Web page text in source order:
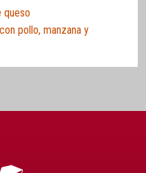
queso
pollo, manzana y